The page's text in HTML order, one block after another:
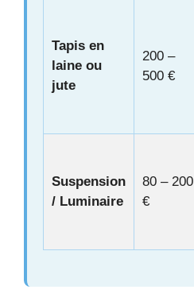
Tapis en
laine ou
jute
200 –
500 €
Suspension
/ Luminaire
80 – 200
€